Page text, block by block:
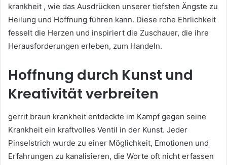
krankheit , wie das Ausdrücken unserer tiefsten Ängste zu
Heilung und Hoffnung führen kann. Diese rohe Ehrlichkeit
fesselt die Herzen und inspiriert die Zuschauer, die ihre
Herausforderungen erleben, zum Handeln.
Hoffnung durch Kunst und
Kreativität verbreiten
gerrit braun krankheit entdeckte im Kampf gegen seine
Krankheit ein kraftvolles Ventil in der Kunst. Jeder
Pinselstrich wurde zu einer Möglichkeit, Emotionen und
Erfahrungen zu kanalisieren, die Worte oft nicht erfassen